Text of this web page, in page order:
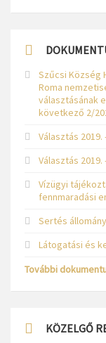
Szűcsi Község
Roma
választásának
következő 2/
Választás
Választás
Vízügyi
fennmaradási
Sertés
Látogatási és
További
KÖZELGŐ